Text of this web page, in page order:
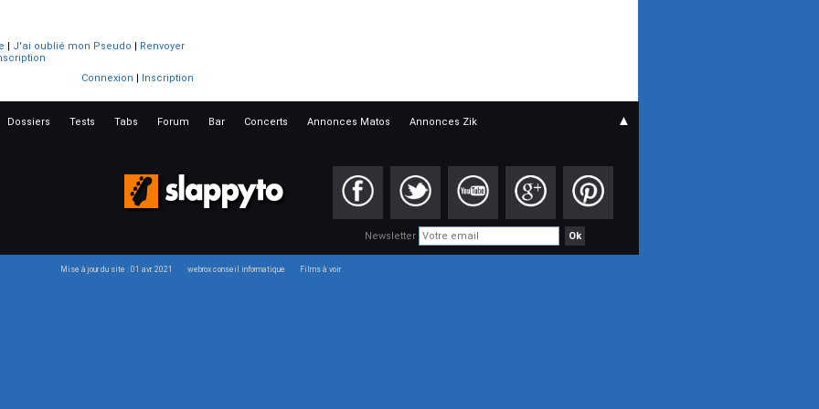
| J'ai oublié mon Pseudo | Renvoyer
Connexion | Inscription
Dossiers Tests Tabs Forum Bar Concerts Annonces Matos Annonces Zik ▲
Newsletter
Mise à jour du site : 01 avr. 2021 webrox conseil informatique Films à voir